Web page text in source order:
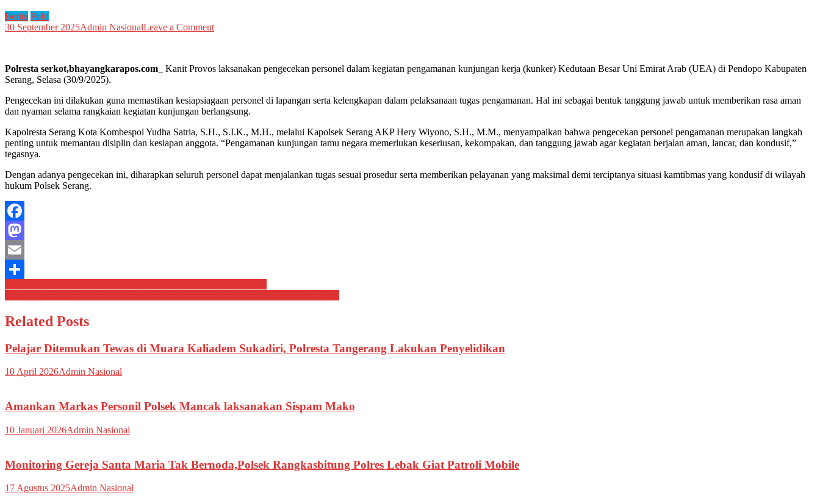
Berita Polri
30 September 2025Admin NasionalLeave a Commenton
Serang
melaksanakan
pengecekan
Polresta serkot,bhayangkarapos.com _ Kanit Provos laksanakan pengecekan personel dalam kegiatan pengamanan kunjungan kerja (kunker) Kedutaan Besar Uni Emirat Arab (UEA) di Pendopo Kabupaten
Serang, Selasa (30/9/2025).
Pengecekan ini dilakukan guna memastikan kesiapsiagaan personel di lapangan serta kelengkapan dalam pelaksanaan tugas pengamanan. Hal ini sebagai bentuk tanggung jawab untuk memberikan rasa aman
dan nyaman selama rangkaian kegiatan kunjungan berlangsung.
Kapolresta Serang Kota Kombespol Yudha Satria, S.H., S.I.K., M.H., melalui Kapolsek Serang AKP Hery Wiyono, S.H., M.M., menyampaikan bahwa pengecekan personel pengamanan merupakan langkah
penting untuk memantau disiplin dan kesiapan anggota. “Pengamanan kunjungan tamu negara memerlukan keseriusan, kekompakan, dan tanggung jawab agar kegiatan berjalan aman, lancar, dan kondusif,”
tegasnya.
Dengan adanya pengecekan ini, diharapkan seluruh personel dapat menjalankan tugas sesuai prosedur serta memberikan pelayanan yang maksimal demi terciptanya situasi kamtibmas yang kondusif di wilayah
hukum Polsek Serang.
Facebook
Mastodon
Email
Share
Navigasi
pos
Related Posts
Pelajar Ditemukan Tewas di Muara Kaliadem Sukadiri, Polresta Tangerang Lakukan Penyelidikan
10 April 2026Admin Nasional
Amankan Markas Personil Polsek Mancak laksanakan Sispam Mako
10 Januari 2026Admin Nasional
Monitoring Gereja Santa Maria Tak Bernoda,Polsek Rangkasbitung Polres Lebak Giat Patroli Mobile
17 Agustus 2025Admin Nasional